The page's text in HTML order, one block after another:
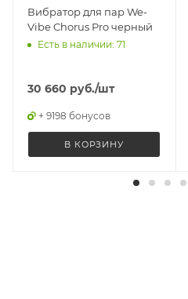
Вибратор для пар We-
Vibe Chorus Pro черный
Есть в наличии: 71
30 660 руб./шт
+ 9198 бонусов
В КОРЗИНУ